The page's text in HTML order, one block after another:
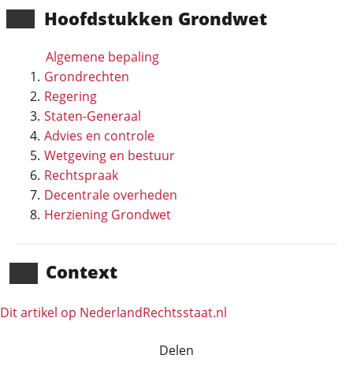
Hoofd­stukken Grondwet
Algemene bepaling
Grondrechten
Regering
Staten-Generaal
Advies en controle
Wetgeving en bestuur
Rechtspraak
Decentrale overheden
Herziening Grondwet
Context
Dit artikel op NederlandRechts­staat.nl
Delen